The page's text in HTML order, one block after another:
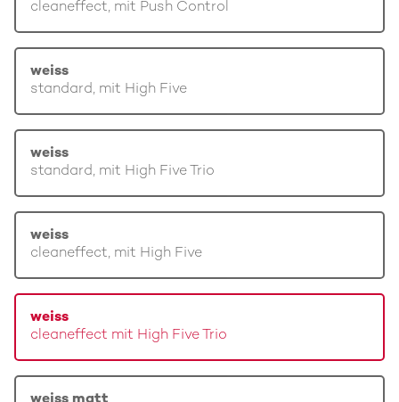
cleaneffect, mit Push Control
weiss
standard, mit High Five
weiss
standard, mit High Five Trio
weiss
cleaneffect, mit High Five
weiss
cleaneffect mit High Five Trio